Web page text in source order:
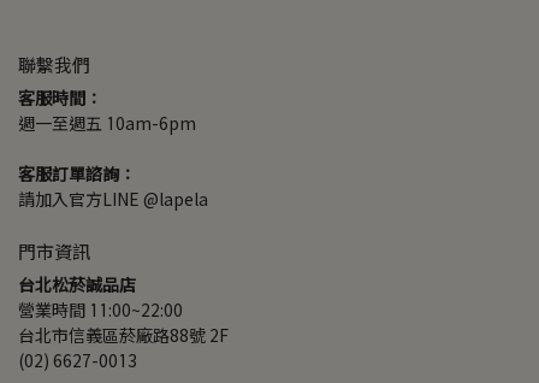
聯繫我們
客服時間：
週一至週五 10am-6pm
客服訂單諮詢：
請加入官方LINE @lapela
門市資訊
台北松菸誠品店
營業時間 11:00~22:00
台北市信義區菸廠路88號 2F
(02) 6627-0013